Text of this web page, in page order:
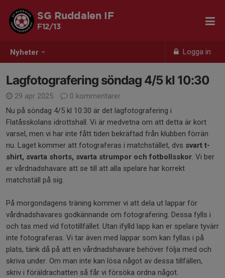
Nyheter Logga in
SG Ruddalen IF
F12/13
Lagfotografering söndag 4/5 kl 10:30
29 apr 2025
0 kommentarer
Nu på söndag 4/5 kl 10:30 är det lagfotografering i
Flatåsskolans idrottshall. Vi är medvetna om att detta är kort
varsel, men vi har inte fått tiden bekräftad från klubben förrän
nu. Laget kommer att fotograferas i matchstället, dvs svart t-
shirt, svarta shorts, svarta strumpor och fotbollsskor. Vi ber
er vårdnadshavare att se till att alla spelare har korrekt
matchställ på sig.
På morgondagens träning kommer vi att dela ut lappar för
vårdnadshavares godkännande om fotografering. Dessa fylls i
och tas med vid fototillfället. Utan ifylld lapp kan er spelare tyvärr
inte fotograferas. Vi tar även med lappar som kan fyllas i på
plats, tänk då på att en vårdnadshavare behöver följa med och
skriva under. Om man inte kan lösa något av dessa tillfällen,
skriv i föräldrachatten så får vi försöka ordna något.